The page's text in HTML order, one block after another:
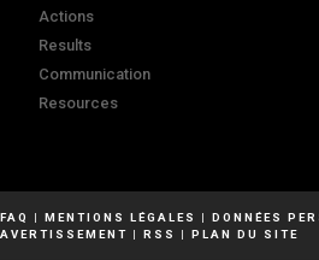
Actions
Results
Communication
Resources
FAQ | MENTIONS LÉGALES | DONNÉES
AVERTISSEMENT | RSS | PLAN DU SITE